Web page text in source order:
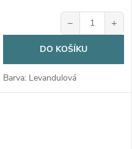
− +
DO KOŠÍKU
Barva: Levandulová